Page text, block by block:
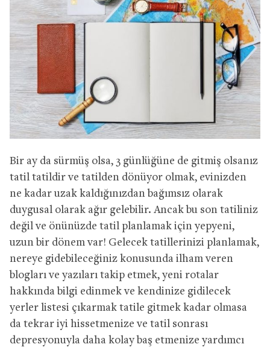
Bir ay da sürmüş olsa, 3 günlüğüne de gitmiş olsanız
tatil tatildir ve tatilden dönüyor olmak, evinizden
ne kadar uzak kaldığınızdan bağımsız olarak
duygusal olarak ağır gelebilir. Ancak bu son tatiliniz
değil ve önünüzde tatil planlamak için yepyeni,
uzun bir dönem var! Gelecek tatillerinizi planlamak,
nereye gidebileceğiniz konusunda ilham veren
blogları ve yazıları takip etmek, yeni rotalar
hakkında bilgi edinmek ve kendinize gidilecek
yerler listesi çıkarmak tatile gitmek kadar olmasa
da tekrar iyi hissetmenize ve tatil sonrası
depresyonuyla daha kolay baş etmenize yardımcı